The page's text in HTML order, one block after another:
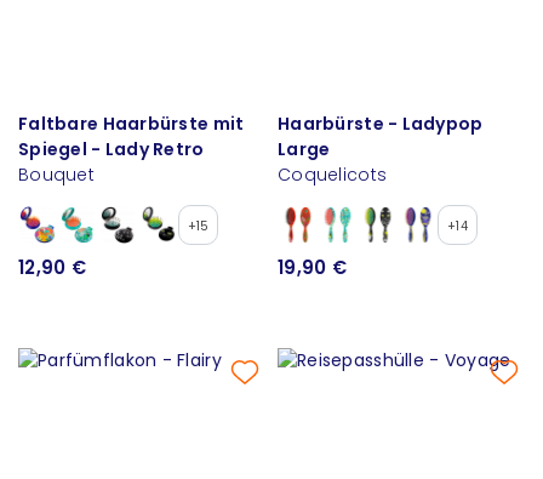
Faltbare Haarbürste mit
Spiegel - Lady Retro
Bouquet
+15
12,90 €
Haarbürste - Ladypop
Large
Coquelicots
+14
19,90 €